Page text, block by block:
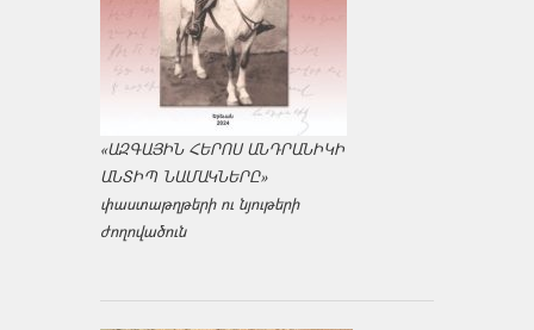
«ԱԶԳԱՅԻՆ ՀԵՐՈՍ ԱՆԴՐԱՆԻԿԻ
ԱՆՏԻՊ ՆԱՄԱԿՆԵՐԸ»
փաստաթղթերի ու նյութերի
ժողովածուն